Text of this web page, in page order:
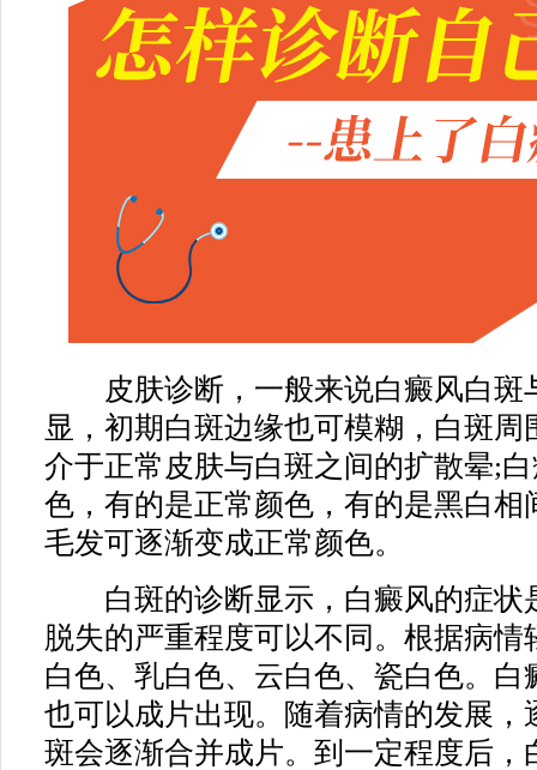
皮肤诊断，一般来说白癜风白斑
显，初期白斑边缘也可模糊，白斑
介于正常皮肤与白斑之间的扩散晕;
色，有的是正常颜色，有的是黑白相
毛发可逐渐变成正常颜色。
白斑的诊断显示，白癜风的症状
脱失的严重程度可以不同。根据病情
白色、乳白色、云白色、瓷白色。白
也可以成片出现。随着病情的发展，
斑会逐渐合并成片。到一定程度后，